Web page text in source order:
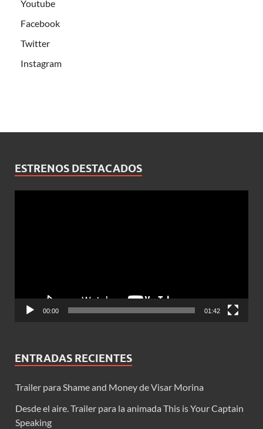
Youtube
Facebook
Twitter
Instagram
ESTRENOS DESTACADOS
00:00 01:42
ENTRADAS RECIENTES
Trailer para Shame and Money de Visar Morina
Desde el aire. Trailer para la animada This is Your Captain
Speaking